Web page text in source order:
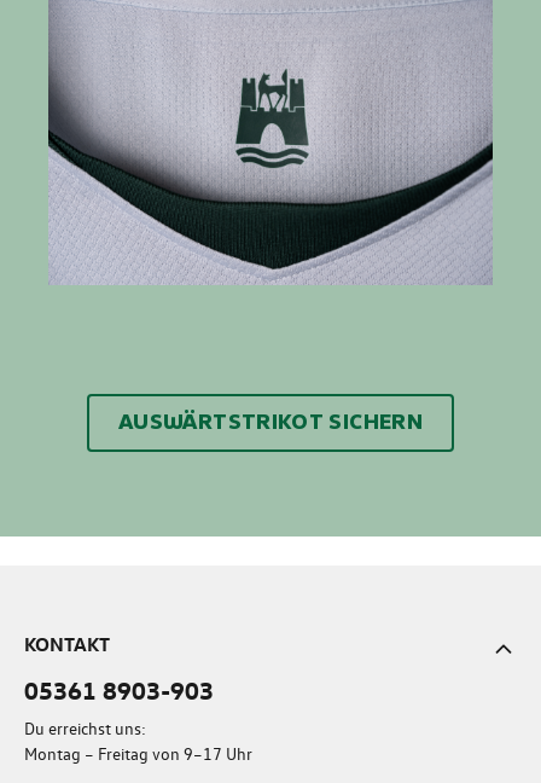
AUSWÄRTSTRIKOT SICHERN
KONTAKT
05361 8903-903
Du erreichst uns:
Montag – Freitag von 9–17 Uhr